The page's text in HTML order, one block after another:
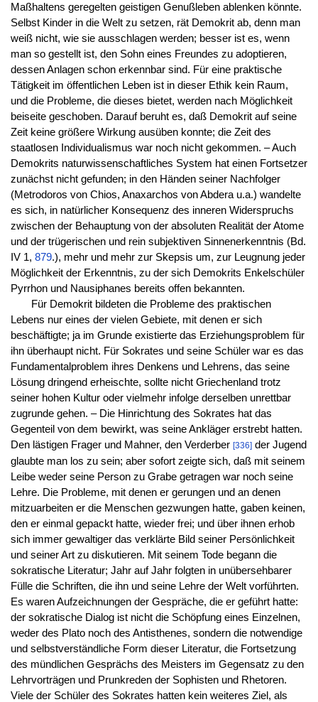
Maßhaltens geregelten geistigen Genußleben ablenken könnte.
Selbst Kinder in die Welt zu setzen, rät Demokrit ab, denn man
weiß nicht, wie sie ausschlagen werden; besser ist es, wenn
man so gestellt ist, den Sohn eines Freundes zu adoptieren,
dessen Anlagen schon erkennbar sind. Für eine praktische
Tätigkeit im öffentlichen Leben ist in dieser Ethik kein Raum,
und die Probleme, die dieses bietet, werden nach Möglichkeit
beiseite geschoben. Darauf beruht es, daß Demokrit auf seine
Zeit keine größere Wirkung ausüben konnte; die Zeit des
staatlosen Individualismus war noch nicht gekommen. – Auch
Demokrits naturwissenschaftliches System hat einen Fortsetzer
zunächst nicht gefunden; in den Händen seiner Nachfolger
(Metrodoros von Chios, Anaxarchos von Abdera u.a.) wandelte
es sich, in natürlicher Konsequenz des inneren Widerspruchs
zwischen der Behauptung von der absoluten Realität der Atome
und der trügerischen und rein subjektiven Sinnenerkenntnis (Bd.
IV 1, 879.), mehr und mehr zur Skepsis um, zur Leugnung jeder
Möglichkeit der Erkenntnis, zu der sich Demokrits Enkelschüler
Pyrrhon und Nausiphanes bereits offen bekannten.
Für Demokrit bildeten die Probleme des praktischen
Lebens nur eines der vielen Gebiete, mit denen er sich
beschäftigte; ja im Grunde existierte das Erziehungsproblem für
ihn überhaupt nicht. Für Sokrates und seine Schüler war es das
Fundamentalproblem ihres Denkens und Lehrens, das seine
Lösung dringend erheischte, sollte nicht Griechenland trotz
seiner hohen Kultur oder vielmehr infolge derselben unrettbar
zugrunde gehen. – Die Hinrichtung des Sokrates hat das
Gegenteil von dem bewirkt, was seine Ankläger erstrebt hatten.
Den lästigen Frager und Mahner, den Verderber [336]der Jugend
glaubte man los zu sein; aber sofort zeigte sich, daß mit seinem
Leibe weder seine Person zu Grabe getragen war noch seine
Lehre. Die Probleme, mit denen er gerungen und an denen
mitzuarbeiten er die Menschen gezwungen hatte, gaben keinen,
den er einmal gepackt hatte, wieder frei; und über ihnen erhob
sich immer gewaltiger das verklärte Bild seiner Persönlichkeit
und seiner Art zu diskutieren. Mit seinem Tode begann die
sokratische Literatur; Jahr auf Jahr folgten in unübersehbarer
Fülle die Schriften, die ihn und seine Lehre der Welt vorführten.
Es waren Aufzeichnungen der Gespräche, die er geführt hatte:
der sokratische Dialog ist nicht die Schöpfung eines Einzelnen,
weder des Plato noch des Antisthenes, sondern die notwendige
und selbstverständliche Form dieser Literatur, die Fortsetzung
des mündlichen Gesprächs des Meisters im Gegensatz zu den
Lehrvorträgen und Prunkreden der Sophisten und Rhetoren.
Viele der Schüler des Sokrates hatten kein weiteres Ziel, als